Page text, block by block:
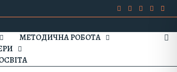
МЕТОДИЧНА РОБОТА